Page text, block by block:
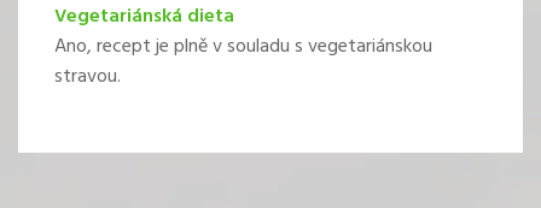
Vegetariánská dieta
Ano, recept je plně v souladu s vegetariánskou
stravou.